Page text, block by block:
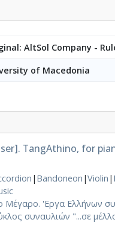
AltSol Company -
of Macedonia
TangAthino, for
| Bandoneon |Violin |
Μέγαρο. 'Εργα Ελλήνων
συναυλιών "...σε